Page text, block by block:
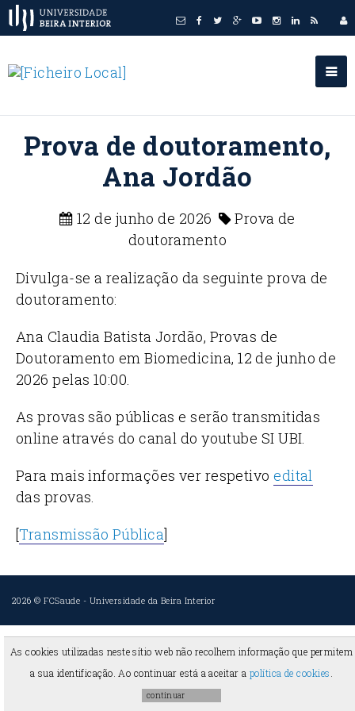
Prova de doutoramento,
Ana Jordão
12 de junho de 2026
Prova de
doutoramento
Divulga-se a realização da seguinte prova de
doutoramento:
Ana Claudia Batista Jordão, Provas de
Doutoramento em Biomedicina, 12 de junho de
2026 pelas 10:00.
As provas são públicas e serão transmitidas
online através do canal do youtube SI UBI.
Para mais informações ver respetivoedital
das provas.
[Transmissão Pública]
As cookies utilizadas neste sítio web não recolhem informação que permitem
a sua identificação. Ao continuar está a aceitar a política de cookies
2026 ©FCSaude - Universidade da Beira Interior